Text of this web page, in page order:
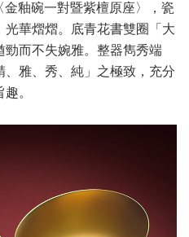
釉碗一對暨紫檀原座〉，瓷
光華熠熠。底青花書雙圈「大
而不失婉雅。整器雋秀端
雅、秀、純」之極致，充分
。